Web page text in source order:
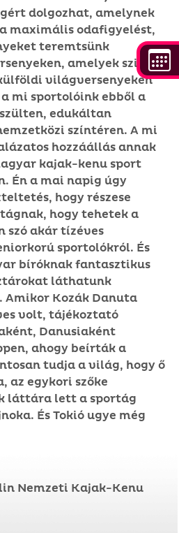
dolgozhat, amelynek
maximális odafigyelést,
teremtsünk
amelyek szinte
világversenyeken
mi sportolóink ebből a
edukáltan
színtéren. A mi
hozzáállás annak
kajak-kenu sport
Én a mai napig úgy
hogy részese
hogy tehetek a
szó akár tízéves
sportolókról. És
bíróknak fantasztikus
láthatunk
Kozák Danuta
volt, tájékoztató
Danusiaként
ahogy beírták a
tudja a világ, hogy ő
az egykori szőke
láttára lett a sportág
És Tokió ugye még
Nemzeti Kajak-Kenu